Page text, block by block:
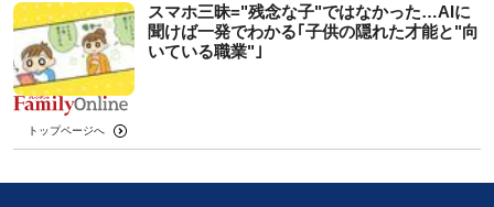
スマホ三昧="残念な子"ではなかった…AIに
聞けば一発でわかる｢子供の隠れた才能と"向
いている職業"｣
トップページへ